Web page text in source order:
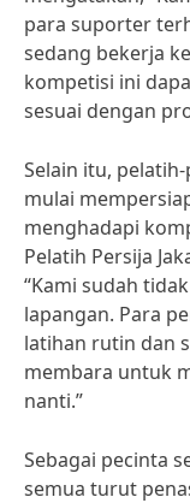
para suporter
sedang bekerja
kompetisi ini
sesuai dengan
Selain itu,
mulai
menghadapi
Pelatih Persija
“Kami sudah
lapangan. Para
latihan rutin dan
membara untuk
nanti.”
Sebagai pecinta
semua turut